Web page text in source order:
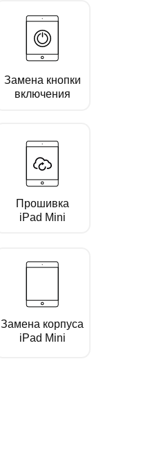
Замена кнопки
включения
Прошивка
iPad Mini
Замена корпуса
iPad Mini